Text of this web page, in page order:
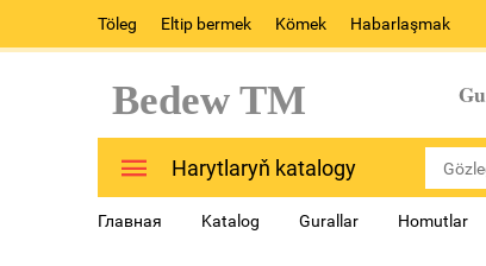
Töleg Eltip bermek Kömek Habarlaşmak
Bedew TM
Harytlaryň katalogy
Главная Katalog Gurallar Homutlar